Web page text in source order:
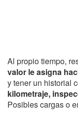
Al propio tiempo,
valor le asigna
y tener un historial
kilometraje,
Posibles cargas o